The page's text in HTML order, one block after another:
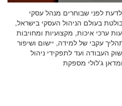
מה חובה לדעת לפני שבוחרים מנהל עסקי
בעולם הניהול העסקי בישראל,
ערכי איכות, מקצועיות ומחויבות
עקבי של למידה, יישום ושיפור
העבודה ועד לתפקידי ניהול